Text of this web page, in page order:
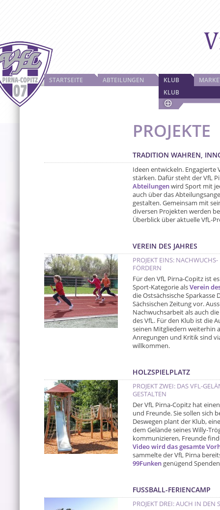
STARTSEITE ABTEILUNGEN
KLUB
KLUB
PROJEKTE
TRADITION WAHREN,
Ideen entwickeln. Engagierte
stärken. Dafür steht der VfL
Abteilungenwird Sport mit
auch über das
gestalten. Gemeinsam mit
diversen Projekten werden
Überblick über aktuelle VfL-
VEREIN DES JAHRES
PROJEKT EINS:
FÖRDERN
Für den VfL Pirna-Copitz ist
Sport-Kategorie alsVerein
die Ostsächsische
Sächsischen Zeitung vor.
Nachwuchsarbeit als auch
des VfL. Für den Klub ist die
seinen Mitgliedern weiterhin
Anregungen und Kritik sind
willkommen.
HOLZSPIELPLATZ
PROJEKT ZWEI: DAS VFL-
GESTALTEN
Der VfL Pirna-Copitz hat
und Freunde. Sie sollen sich
Deswegen plant der Klub,
dem Gelände seines Willy-
kommunizieren, Freunde
Video wird das gesamte
sammelte der VfL Pirna
99Funken genügend
FUSSBALL-FERIENCAMP
PROJEKT DREI: AUCH IN DEN